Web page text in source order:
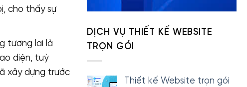
cho thấy sự
tương lai là
diện, tuỳ
xây dựng trước
DỊCH VỤ THIẾT KẾ WEBSITE
TRỌN GÓI
Thiết kế Website trọn gói